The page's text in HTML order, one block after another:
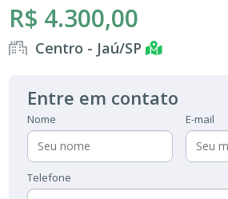
R$ 4.300,00
Centro - Jaú/SP
Entre em contato
Nome E-mail
Telefone